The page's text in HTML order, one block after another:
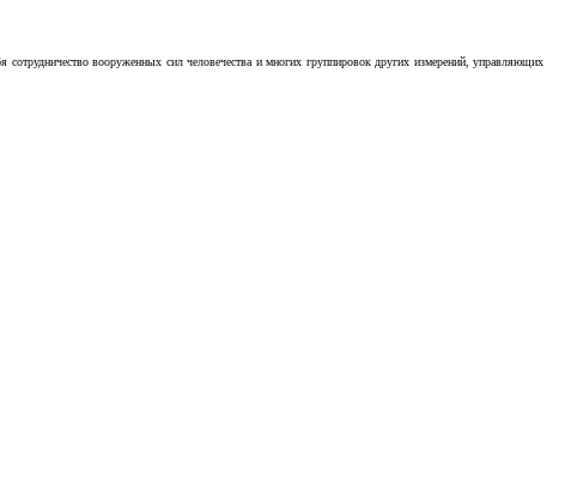
вооруженных сил человечества и многих группировок других измерений, управляющих